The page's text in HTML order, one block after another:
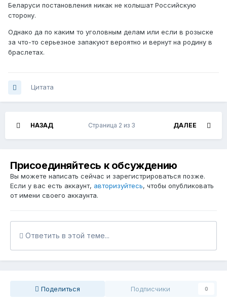
Беларуси постановления никак не колышат Российскую
сторону.
Однако да по каким то уголовным делам или если в розыске
за что-то серьезное запакуют вероятно и вернут на родину в
браслетах.
Цитата
НАЗАД ДАЛЕЕ
Страница 2 из 3
Присоединяйтесь к обсуждению
Вы можете написать сейчас и зарегистрироваться позже.
Если у вас есть аккаунт, авторизуйтесь, чтобы опубликовать
от имени своего аккаунта.
Ответить в этой теме...
Поделиться Подписчики 0